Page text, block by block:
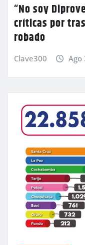
“No soy
críticas por
robado
Clave300 Ago